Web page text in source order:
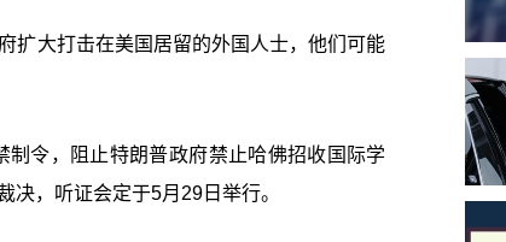
扩大打击在美国居留的外国人士，他们可能
令，阻止特朗普政府禁止哈佛招收国际学
，听证会定于5月29日举行。